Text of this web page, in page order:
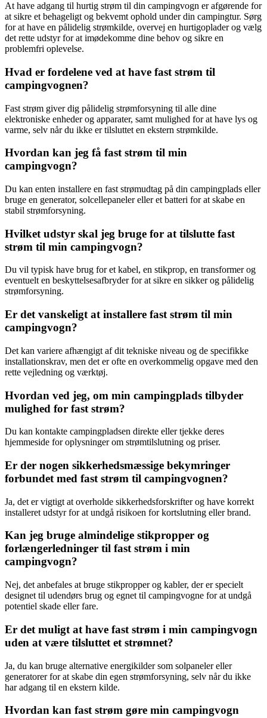
At have adgang til hurtig strøm til din campingvogn er afgørende for
at sikre et behageligt og bekvemt ophold under din campingtur. Sørg
for at have en pålidelig strømkilde, overvej en hurtigoplader og vælg
det rette udstyr for at imødekomme dine behov og sikre en
problemfri oplevelse.
Hvad er fordelene ved at have fast strøm til
campingvognen?
Fast strøm giver dig pålidelig strømforsyning til alle dine
elektroniske enheder og apparater, samt mulighed for at have lys og
varme, selv når du ikke er tilsluttet en ekstern strømkilde.
Hvordan kan jeg få fast strøm til min
campingvogn?
Du kan enten installere en fast strømudtag på din campingplads eller
bruge en generator, solcellepaneler eller et batteri for at skabe en
stabil strømforsyning.
Hvilket udstyr skal jeg bruge for at tilslutte fast
strøm til min campingvogn?
Du vil typisk have brug for et kabel, en stikprop, en transformer og
eventuelt en beskyttelsesafbryder for at sikre en sikker og pålidelig
strømforsyning.
Er det vanskeligt at installere fast strøm til min
campingvogn?
Det kan variere afhængigt af dit tekniske niveau og de specifikke
installationskrav, men det er ofte en overkommelig opgave med den
rette vejledning og værktøj.
Hvordan ved jeg, om min campingplads tilbyder
mulighed for fast strøm?
Du kan kontakte campingpladsen direkte eller tjekke deres
hjemmeside for oplysninger om strømtilslutning og priser.
Er der nogen sikkerhedsmæssige bekymringer
forbundet med fast strøm til campingvognen?
Ja, det er vigtigt at overholde sikkerhedsforskrifter og have korrekt
installeret udstyr for at undgå risikoen for kortslutning eller brand.
Kan jeg bruge almindelige stikpropper og
forlængerledninger til fast strøm i min
campingvogn?
Nej, det anbefales at bruge stikpropper og kabler, der er specielt
designet til udendørs brug og egnet til campingvogne for at undgå
potentiel skade eller fare.
Er det muligt at have fast strøm i min campingvogn
uden at være tilsluttet et strømnet?
Ja, du kan bruge alternative energikilder som solpaneler eller
generatorer for at skabe din egen strømforsyning, selv når du ikke
har adgang til en ekstern kilde.
Hvordan kan fast strøm gøre min campingvogn